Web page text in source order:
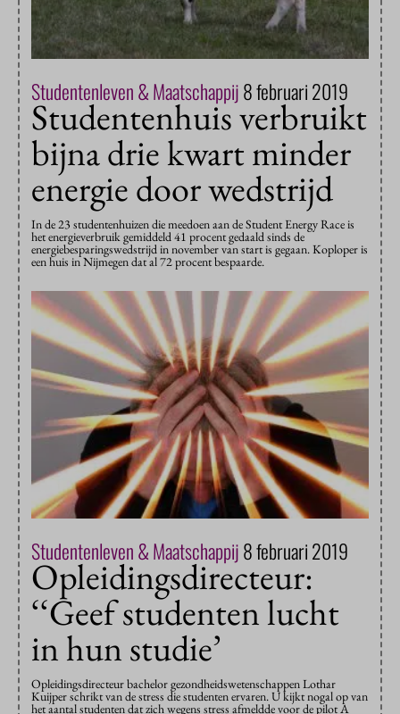
Studentenleven & Maatschappij8 februari 2019
Studentenhuis verbruikt
bijna drie kwart minder
energie door wedstrijd
In de 23 studentenhuizen die meedoen aan de Student Energy Race is
het energieverbruik gemiddeld 41 procent gedaald sinds de
energiebesparingswedstrijd in november van start is gegaan. Koploper is
een huis in Nijmegen dat al 72 procent bespaarde.
Studentenleven & Maatschappij8 februari 2019
Opleidingsdirecteur:
‘‘Geef studenten lucht
in hun studie’
Opleidingsdirecteur bachelor gezondheidswetenschappen Lothar
Kuijper schrikt van de stress die studenten ervaren. U kijkt nogal op van
het aantal studenten dat zich wegens stress afmeldde voor de pilot A